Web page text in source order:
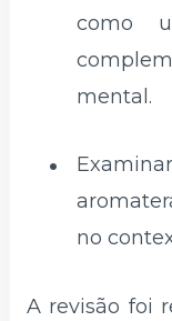
como
mental.
no
A revisão foi